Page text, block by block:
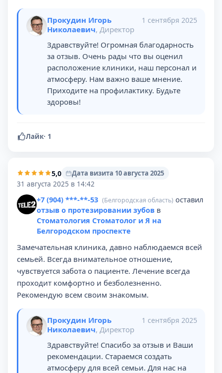
Прокудин Игорь
Николаевич, Директор
1 сентября 2025
Здравствуйте! Огромная благодарность
за отзыв. Очень рады что вы оценил
расположение клиники, наш персонал и
атмосферу. Нам важно ваше мнение.
Приходите на профилактику. Будьте
здоровы!
Лайк· 1
5,0
Дата визита 10 августа 2025
31 августа 2025 в 14:42
+7 (904) ***-**-53 (Белгородская область) оставил
отзыв о протезировании зубов в
Стоматология Стоматолог и Я на
Белгородском проспекте
Замечательная клиника, давно наблюдаемся всей
семьей. Всегда внимательное отношение,
чувствуется забота о пациенте. Лечение всегда
проходит комфортно и безболезненно.
Рекомендую всем своим знакомым.
Прокудин Игорь
Николаевич, Директор
1 сентября 2025
Здравствуйте! Спасибо за отзыв и Ваши
рекомендации. Стараемся создать
атмосферу для всей семьи. Для нас на